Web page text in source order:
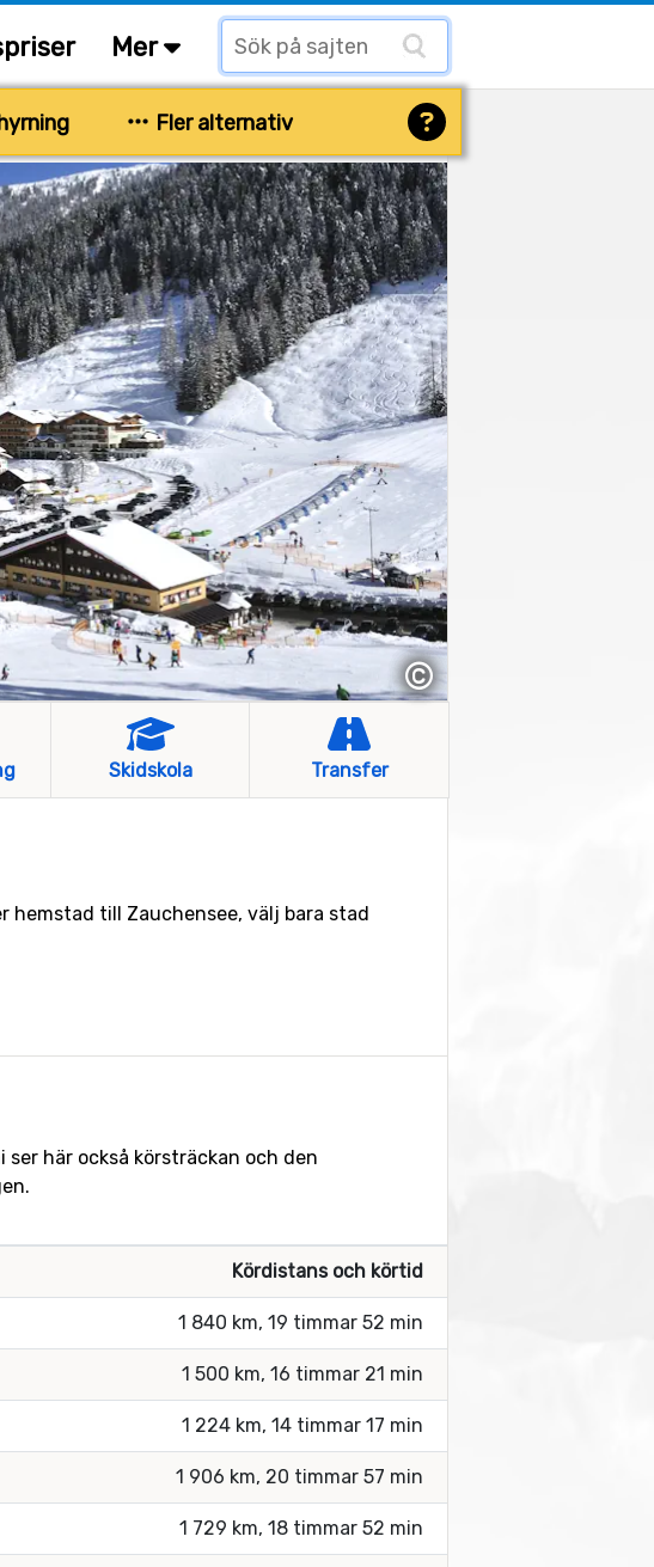
Mer
Fler alternativ
©
Skidskola Transfer
hemstad till Zauchensee, välj bara stad
här också körsträckan och den
Kördistans och körtid
1 840 km, 19 timmar 52 min
1 500 km, 16 timmar 21 min
1 224 km, 14 timmar 17 min
1 906 km, 20 timmar 57 min
1 729 km, 18 timmar 52 min